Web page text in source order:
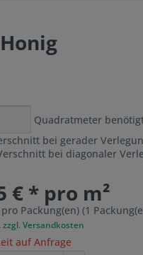
Quadratmeter
bei gerader
bei diagonaler
€ * pro m²
Packung(en) (1
zzgl. Versandkosten
auf Anfrage